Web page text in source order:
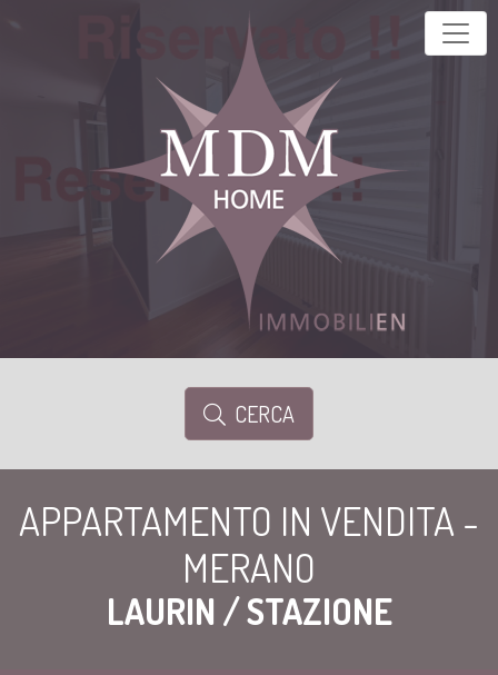
CERCA
APPARTAMENTO IN VENDITA -
MERANO
LAURIN / STAZIONE